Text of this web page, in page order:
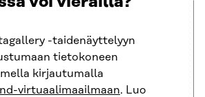
-taidenäyttelyyn
tietokoneen
kirjautumalla
virtuaalimaailmaan. Luo